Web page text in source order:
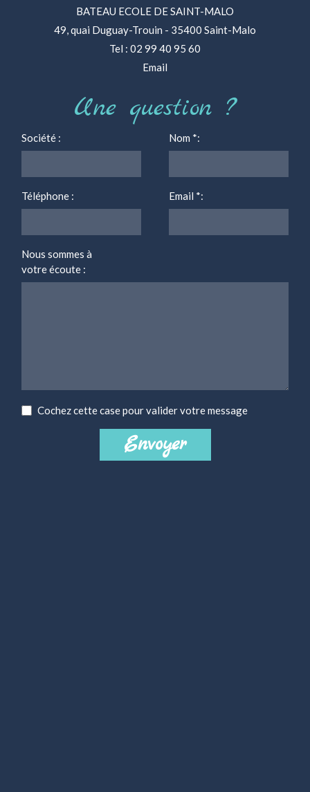
BATEAU ECOLE DE SAINT-MALO
49, quai Duguay-Trouin - 35400 Saint-Malo
Tel : 02 99 40 95 60
Email
Une question ?
Société : Nom *:
Téléphone : Email *:
Nous sommes à
votre écoute :
Cochez cette case pour valider votre message